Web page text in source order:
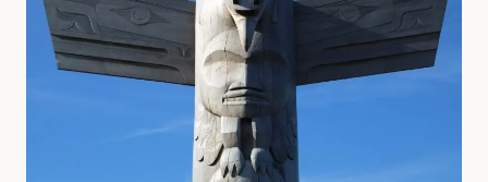
DER
UREINWOHNER,
SCHAMANEN,
ENERGETIKER
ESOTERIKER